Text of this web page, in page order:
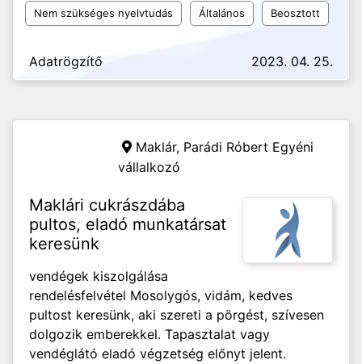
Nem szükséges nyelvtudás Általános Beosztott
Adatrögzítő 2023. 04. 25.
Maklár, Parádi Róbert Egyéni
vállalkozó
Maklári cukrászdába
pultos, eladó munkatársat
keresünk
vendégek kiszolgálása
rendelésfelvétel Mosolygós, vidám, kedves
pultost keresünk, aki szereti a pörgést, szívesen
dolgozik emberekkel. Tapasztalat vagy
vendéglátó eladó végzetség előnyt jelent.